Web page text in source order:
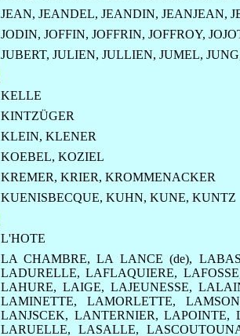
JEAN, JEANDEL, JEANDIN, JEANJEAN,
JODIN, JOFFIN, JOFFRIN, JOFFROY,
JUBERT, JULIEN, JULLIEN, JUMEL, JUNG
KELLE
KINTZÜGER
KLEIN, KLENER
KOEBEL, KOZIEL
KREMER, KRIER, KROMMENACKER
KUENISBECQUE, KUHN, KUNE, KUNTZ
L'HOTE
LA CHAMBRE,LA LANCE (de),
LADURELLE,LAFLAQUIERE, LAFOSSE
LAHURE, LAIGE, LAJEUNESSE,
LAMINETTE,LAMORLETTE,LAMSON
LANJSCEK, LANTERNIER,LAPOINTE,
LARUELLE, LASALLE,